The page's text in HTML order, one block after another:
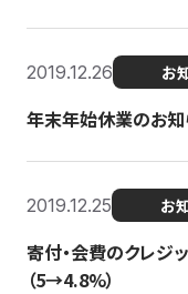
2019.12.26 お
年末年始休業のお知
2019.12.25 お
寄付・会費のクレジ
（5→4.8%）